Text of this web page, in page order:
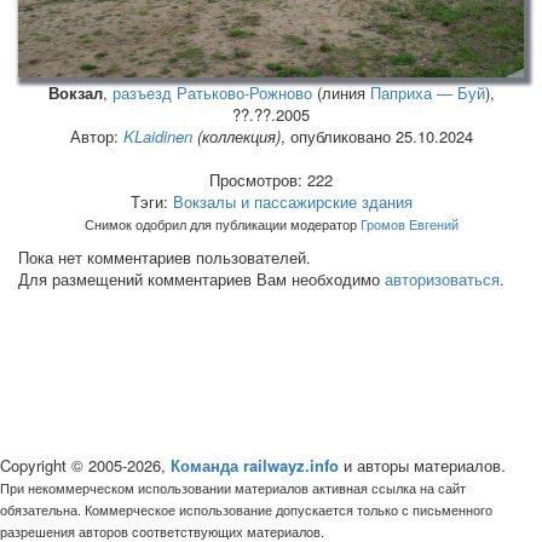
Вокзал,разъезд Ратьково-Рожново (линияПаприха — Буй),
??.??.2005
Автор: KLaidinen(коллекция), опубликовано 25.10.2024
Просмотров: 222
Тэги: Вокзалы и пассажирские здания
Снимок одобрил для публикации модератор Громов Евгений
Пока нет комментариев пользователей.
Для размещений комментариев Вам необходимо авторизоваться.
Copyright © 2005-2026, Команда railwayz.info и авторы материалов.
При некоммерческом использовании материалов активная ссылка на сайт
обязательна. Коммерческое использование допускается только с письменного
разрешения авторов соответствующих материалов.